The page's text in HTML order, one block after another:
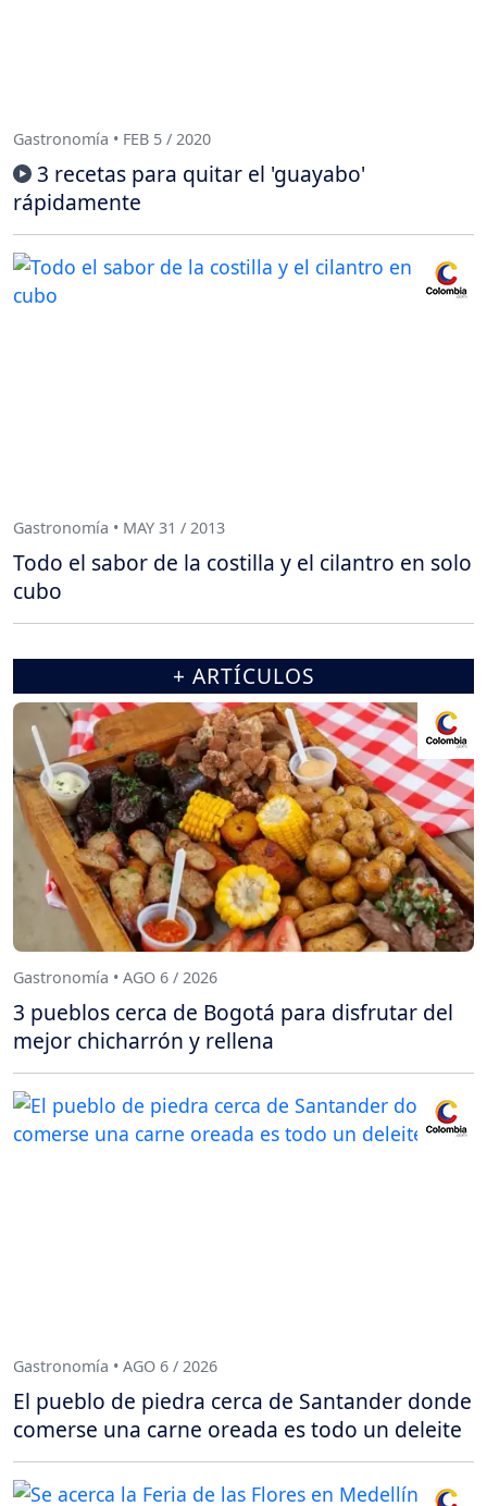
Gastronomía • FEB 5 / 2020
3 recetas para quitar el 'guayabo'
rápidamente
Gastronomía • MAY 31 / 2013
Todo el sabor de la costilla y el cilantro en solo
cubo
+ ARTÍCULOS
Gastronomía • AGO 6 / 2026
3 pueblos cerca de Bogotá para disfrutar del
mejor chicharrón y rellena
Gastronomía • AGO 6 / 2026
El pueblo de piedra cerca de Santander donde
comerse una carne oreada es todo un deleite